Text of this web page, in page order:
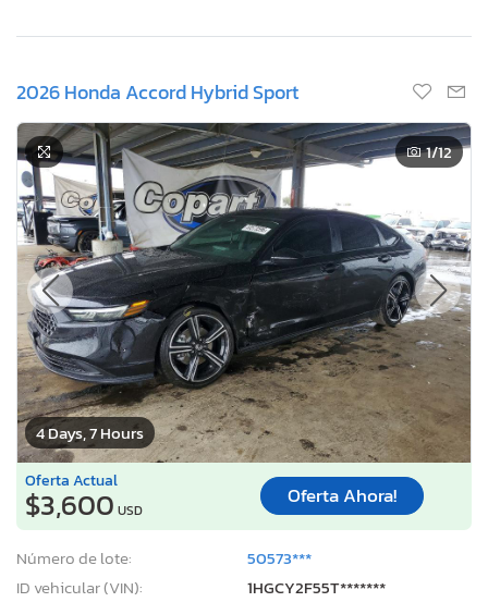
2026 Honda Accord Hybrid Sport
4 Days, 7 Hours
1/12
Oferta Actual
$3,600 USD
Oferta Ahora!
Número de lote:
50573***
ID vehicular (VIN):
1HGCY2F55T*******